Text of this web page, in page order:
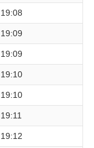
19:08
19:09
19:09
19:10
19:10
19:11
19:12